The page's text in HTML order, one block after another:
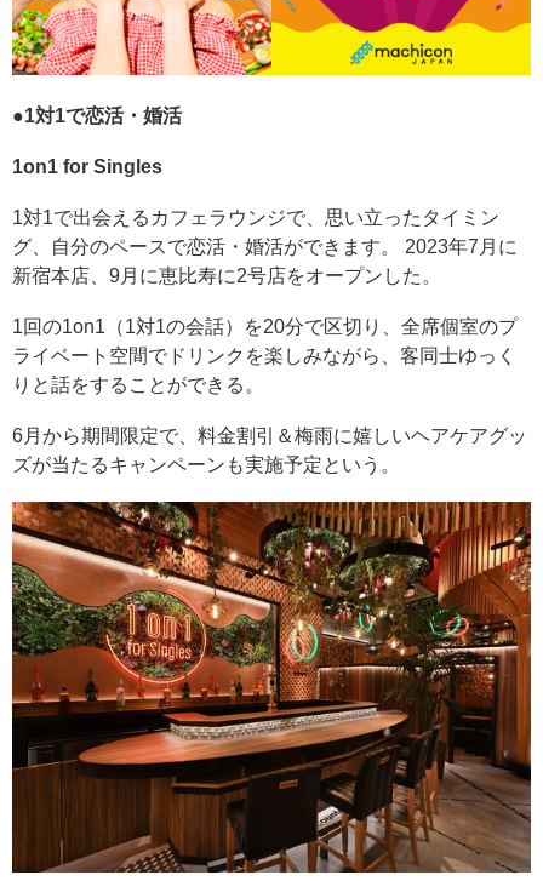
●1対1で恋活・婚活
1on1 for Singles
1対1で出会えるカフェラウンジで、思い立ったタイミン
グ、自分のペースで恋活・婚活ができます。 2023年7月に
新宿本店、9月に恵比寿に2号店をオープンした。
1回の1on1（1対1の会話）を20分で区切り、全席個室のプ
ライベート空間でドリンクを楽しみながら、客同士ゆっく
りと話をすることができる。
6月から期間限定で、料金割引＆梅雨に嬉しいヘアケアグッ
ズが当たるキャンペーンも実施予定という。